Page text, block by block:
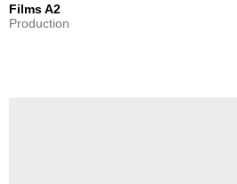
Films A2
Production